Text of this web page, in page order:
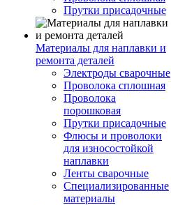
Прутки присадочные
Материалы для наплавки и
ремонта деталей
Электроды сварочные
Проволока сплошная
Проволока
порошковая
Прутки присадочные
Флюсы и проволоки
для износостойкой
наплавки
Ленты сварочные
Специализированные
материалы